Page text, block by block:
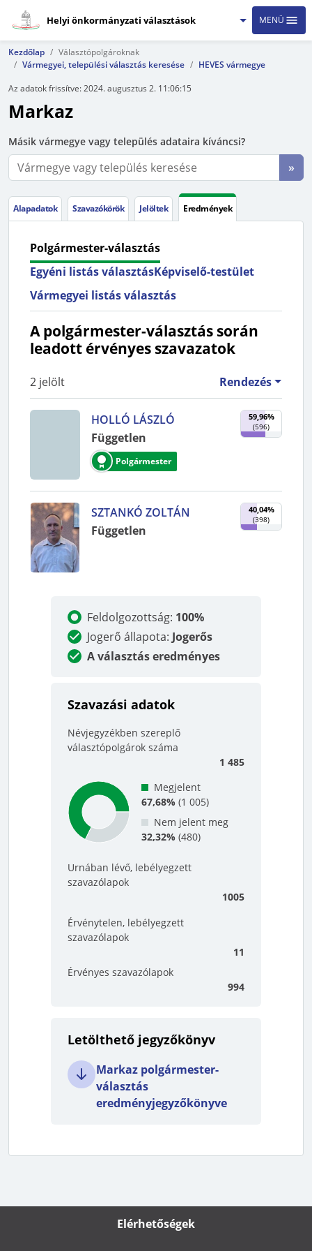
Helyi önkormányzati választások MENÜ
Kezdőlap
Választópolgároknak
Vármegyei, települési választás keresése
HEVES vármegye
Az adatok frissítve:2024. augusztus 2. 11:06:15
Markaz
Másik vármegye vagy település adataira kíváncsi?
»
Alapadatok Szavazókörök Jelöltek Eredmények
Polgármester-választás
Egyéni listás választásKépviselő-testület
Vármegyei listás választás
A polgármester-választás során
leadott érvényes szavazatok
2 jelölt Rendezés
HOLLÓ LÁSZLÓ
Független
Polgármester
59,96%
(596)
SZTANKÓ ZOLTÁN
Független
40,04%
(398)
Feldolgozottság: 100%
Jogerő állapota: Jogerős
A választás eredményes
Szavazási adatok
Névjegyzékben szereplő
választópolgárok száma
1 485
Megjelent
67,68% (1 005)
Nem jelent meg
32,32% (480)
Urnában lévő, lebélyegzett
szavazólapok
1005
Érvénytelen, lebélyegzett
szavazólapok
11
Érvényes szavazólapok
994
Letölthető jegyzőkönyv
Markaz polgármester-
választás
eredményjegyzőkönyve
Elérhetőségek